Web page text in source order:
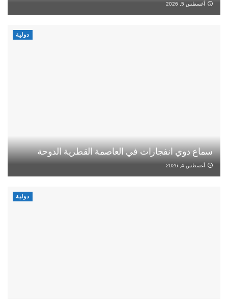
أغسطس 5, 2026
دولية
سماع دوي انفجارات في العاصمة القطرية الدوحة
أغسطس 4, 2026
دولية